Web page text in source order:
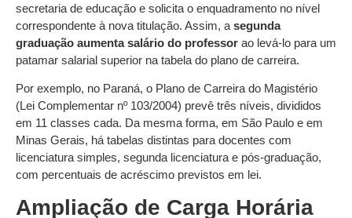
secretaria de educação e solicita o enquadramento no nível
correspondente à nova titulação. Assim, a segunda
graduação aumenta salário do professor ao levá-lo para um
patamar salarial superior na tabela do plano de carreira.
Por exemplo, no Paraná, o Plano de Carreira do Magistério
(Lei Complementar nº 103/2004) prevê três níveis, divididos
em 11 classes cada. Da mesma forma, em São Paulo e em
Minas Gerais, há tabelas distintas para docentes com
licenciatura simples, segunda licenciatura e pós-graduação,
com percentuais de acréscimo previstos em lei.
Ampliação de Carga Horária